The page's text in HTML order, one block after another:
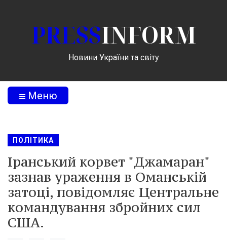
PRESSINFORM
Новини України та світу
Меню
ПОЛІТИКА
Іранський корвет "Джамаран"
зазнав ураження в Оманській
затоці, повідомляє Центральне
командування збройних сил
США.